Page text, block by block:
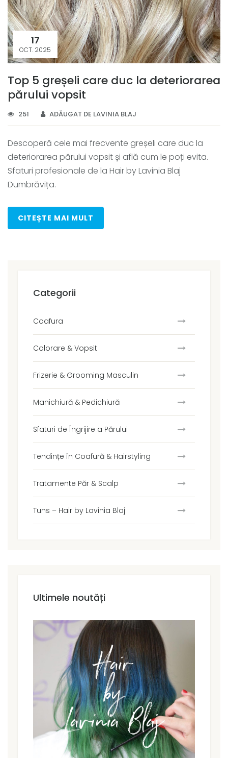
17
OCT. 2025
Top 5 greșeli care duc la deteriorarea
părului vopsit
251 ADĂUGAT DE LAVINIA BLAJ
Descoperă cele mai frecvente greșeli care duc la
deteriorarea părului vopsit și află cum le poți evita.
Sfaturi profesionale de la Hair by Lavinia Blaj
Dumbrăvița.
CITEȘTE MAI MULT
Categorii
Coafura
Colorare & Vopsit
Frizerie & Grooming Masculin
Manichiură & Pedichiură
Sfaturi de Îngrijire a Părului
Tendințe în Coafură & Hairstyling
Tratamente Păr & Scalp
Tuns – Hair by Lavinia Blaj
Ultimele noutăți